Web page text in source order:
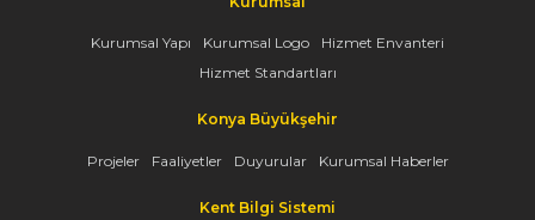
Kurumsal Yapı Kurumsal Logo
Hizmet Envanteri
Hizmet Standartları
Konya Büyükşehir
Projeler Faaliyetler Duyurular Kurumsal Haberler
Kent Bilgi Sistemi